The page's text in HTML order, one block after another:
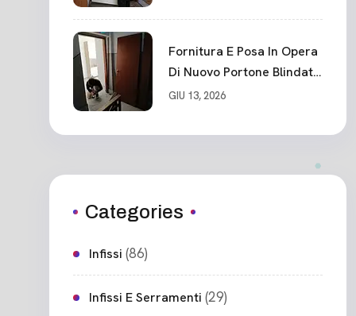
Fornitura E Posa In Opera
Di Nuovo Portone Blindato
Ceparana
GIU 13, 2026
Categories
Infissi (86)
Infissi E Serramenti (29)